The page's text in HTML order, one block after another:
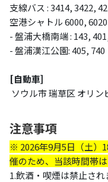
支線バス : 3414, 3422,
空港シャトル6000, 6020
-盤浦大橋南端: 143,
-盤浦漢江公園: 405, 740
[自動車]
ソウル市 瑞草区 オリ
注意事項
※ 2026年9月5日（土）
催のため、当該時間帯
1.飲酒・喫煙は禁止され